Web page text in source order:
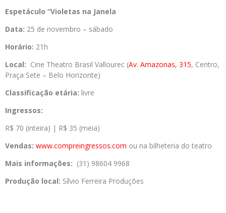
Espetáculo “Violetas na Janela
Data: 25 de novembro – sábado
Horário: 21h
Local: Cine Theatro Brasil Vallourec (Av. Amazonas, 315, Centro,
Praça Sete – Belo Horizonte)
Classificação etária: livre
Ingressos:
R$ 70 (inteira) | R$ 35 (meia)
Vendas: www.compreingressos.com ou na bilheteria do teatro
Mais informações: (31) 98604 9968
Produção local: Sílvio Ferreira Produções